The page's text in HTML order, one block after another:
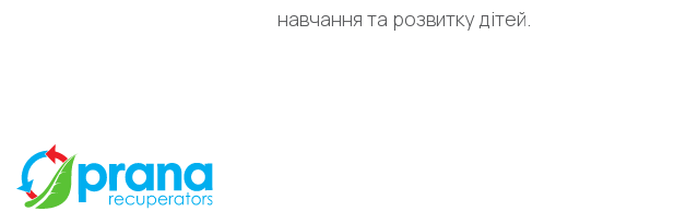
навчання та розвитку дітей.